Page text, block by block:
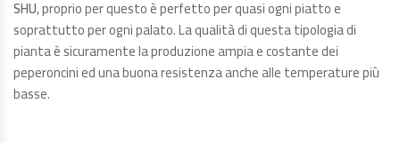
SHU, proprio per questo è perfetto per quasi ogni piatto e
soprattutto per ogni palato. La qualità di questa tipologia di
pianta è sicuramente la produzione ampia e costante dei
peperoncini ed una buona resistenza anche alle temperature più
basse.